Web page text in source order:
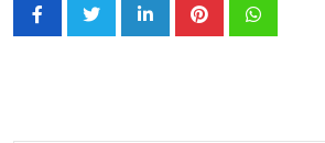
LinkedInPinterestWhatsapp